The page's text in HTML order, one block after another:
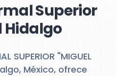
Superior
Hidalgo
SUPERIOR "MIGUEL
México, ofrece